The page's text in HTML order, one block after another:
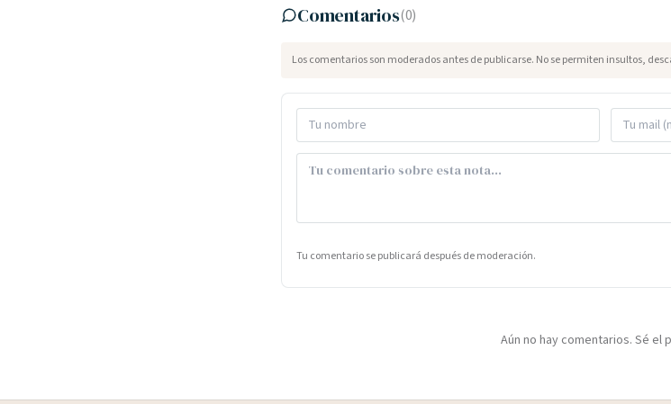
Comentarios(0)
Los comentarios son moderados antes de publicarse. No se permiten insultos,
Tu comentario se publicará después de moderación.
Aún no hay comentarios. Sé el